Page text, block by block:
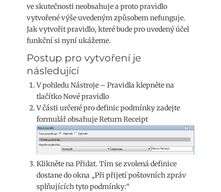
ve skutečnosti neobsahuje a proto pravidlo
vytvořené výše uvedeným způsobem nefunguje.
Jak vytvořit pravidlo, které bude pro uvedený účel
funkční si nyní ukážeme.
Postup pro vytvoření je
následující
V pohledu Nástroje – Pravidla klepněte na
tlačítko Nové pravidlo
V části určené pro definic podmínky zadejte
formulář obsahuje Return Receipt
Klikněte na Přidat. Tím se zvolená definice
dostane do okna „Při přijetí poštovních zpráv
splňujících tyto podmínky:“